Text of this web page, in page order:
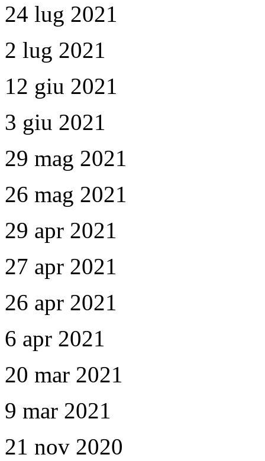
24 lug 2021
2 lug 2021
12 giu 2021
3 giu 2021
29 mag 2021
26 mag 2021
29 apr 2021
27 apr 2021
26 apr 2021
6 apr 2021
20 mar 2021
9 mar 2021
21 nov 2020